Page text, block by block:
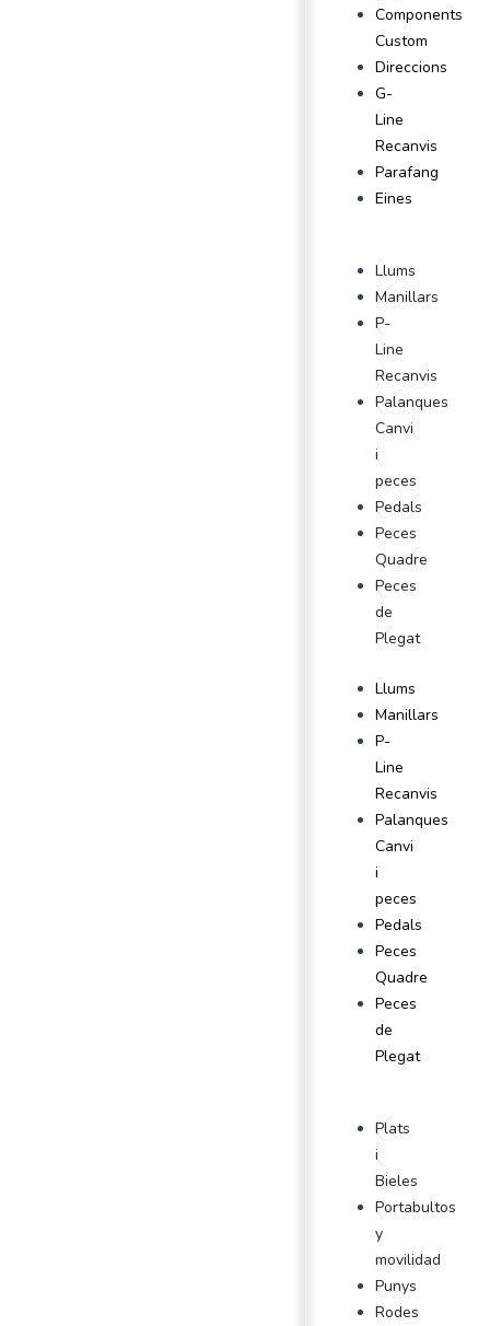
Components
Custom
Direccions
G-
Line
Recanvis
Parafang
Eines
Llums
Manillars
P-
Line
Recanvis
Palanques
Canvi
i
peces
Pedals
Peces
Quadre
Peces
de
Plegat
Llums
Manillars
P-
Line
Recanvis
Palanques
Canvi
i
peces
Pedals
Peces
Quadre
Peces
de
Plegat
Plats
i
Bieles
Portabultos
y
movilidad
Punys
Rodes